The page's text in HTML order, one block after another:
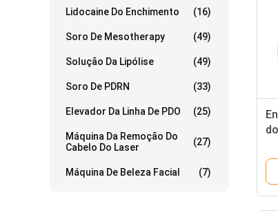
Lidocaine Do Enchimento (16)
Soro De Mesotherapy (49)
Solução Da Lipólise (49)
Soro De PDRN (33)
Elevador Da Linha De PDO (25)
Máquina Da Remoção Do
Cabelo Do Laser
(27)
Máquina De Beleza Facial (7)